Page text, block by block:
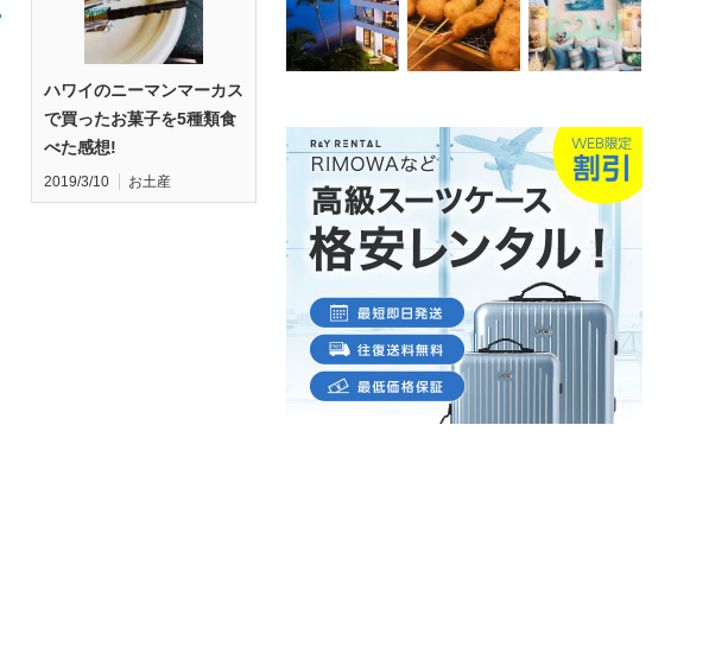
ハワイのニーマンマーカス
で買ったお菓子を5種類食
べた感想!
2019/3/10 お土産